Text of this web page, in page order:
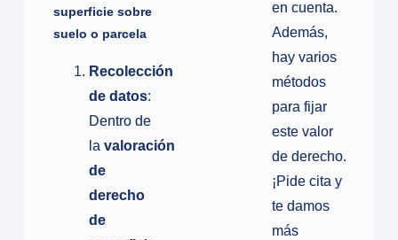
superficie sobre
suelo o parcela
Recolección
de datos:
Dentro de
lavaloración
de
derecho
de
en cuenta.
Además,
hay varios
métodos
para fijar
este valor
de derecho.
¡Pide cita y
te damos
más